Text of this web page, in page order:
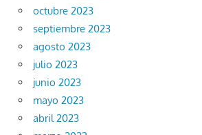
octubre 2023
septiembre 2023
agosto 2023
julio 2023
junio 2023
mayo 2023
abril 2023